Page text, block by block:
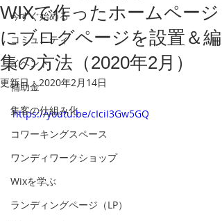
今すぐ始める
コミュニティ
イベント
補助金
集客の仕組み化
コワーキングスペース
ワンディワークショップ
Wixを学ぶ
ランディングページ（LP）
WIXで作ったホームページ
にブログページを設置＆編
集の方法（2020年2月）
更新日：2020年2月14日
https://youtu.be/cIciI3Gw5GQ